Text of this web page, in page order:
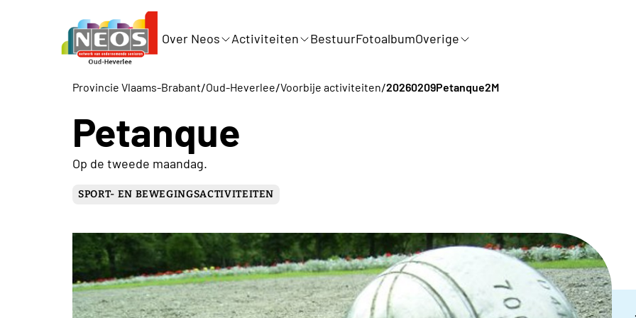
Over Neos Activiteiten BestuurFotoalbumOverige
Provincie Vlaams-Brabant/Oud-Heverlee/Voorbije activiteiten/20260209Petanque2M
Petanque
Op de tweede maandag.
SPORT- EN BEWEGINGSACTIVITEITEN